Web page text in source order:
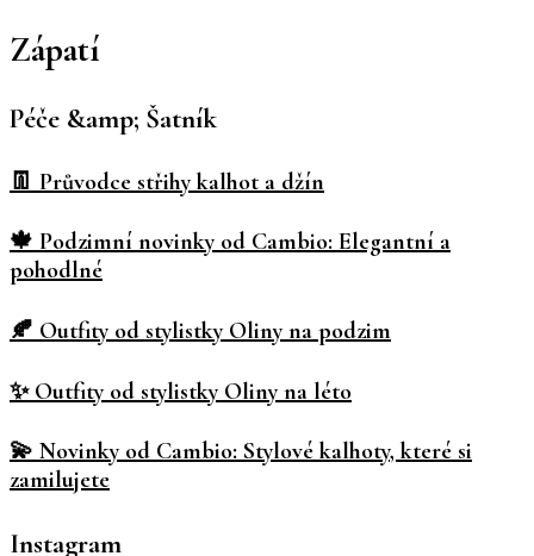
Zápatí
Péče &amp; Šatník
👖 Průvodce střihy kalhot a džín
🍁 Podzimní novinky od Cambio: Elegantní a
pohodlné
🍂 Outfity od stylistky Oliny na podzim
✨ Outfity od stylistky Oliny na léto
💫 Novinky od Cambio: Stylové kalhoty, které si
zamilujete
Instagram